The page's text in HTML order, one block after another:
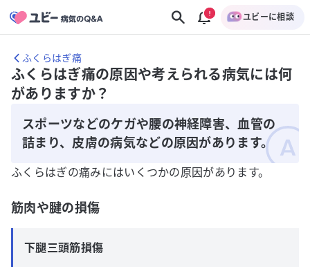
ユビーに相談
ふくらはぎ痛
ふくらはぎ痛の原因や考えられる病気には何
がありますか？
スポーツなどのケガや腰の神経障害、血管の
詰まり、皮膚の病気などの原因があります。
ふくらはぎの痛みにはいくつかの原因があります。
筋肉や腱の損傷
下腿三頭筋損傷